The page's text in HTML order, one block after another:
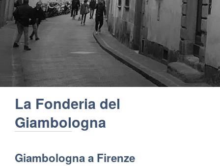
La Fonderia del
Giambologna
Giambologna a Firenze